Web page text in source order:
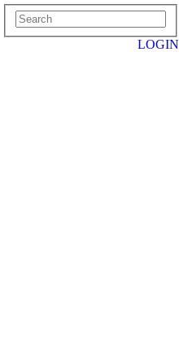
LOGIN